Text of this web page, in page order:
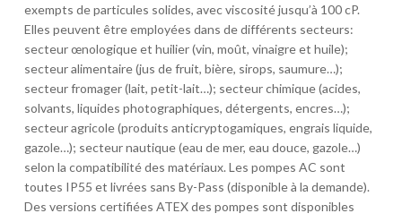
exempts de particules solides, avec viscosité jusqu’à 100 cP.
Elles peuvent être employées dans de différents secteurs:
secteur œnologique et huilier (vin, moût, vinaigre et huile);
secteur alimentaire (jus de fruit, bière, sirops, saumure…);
secteur fromager (lait, petit-lait…); secteur chimique (acides,
solvants, liquides photographiques, détergents, encres…);
secteur agricole (produits anticryptogamiques, engrais liquide,
gazole…); secteur nautique (eau de mer, eau douce, gazole…)
selon la compatibilité des matériaux. Les pompes AC sont
toutes IP55 et livrées sans By-Pass (disponible à la demande).
Des versions certifiées ATEX des pompes sont disponibles